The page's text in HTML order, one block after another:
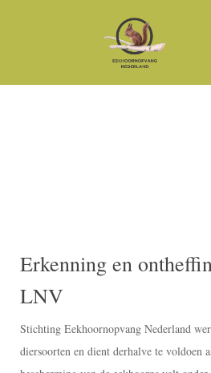
Erkenning en
LNV
Stichting Eekhoornopvang Nederland
diersoorten en dient derhalve te voldoen